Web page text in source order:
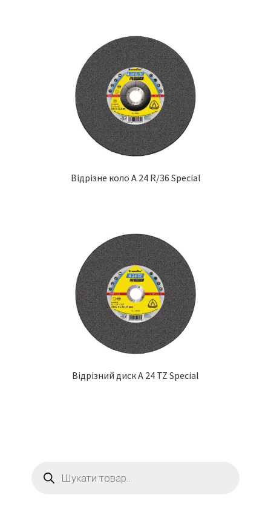
Відрізне коло A 24 R/36 Special
Відрізний диск A 24 TZ Special
товарів